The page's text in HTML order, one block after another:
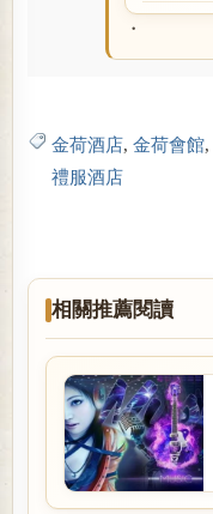
・
金荷酒店, 金荷會館,
禮服酒店
相關推薦閱讀